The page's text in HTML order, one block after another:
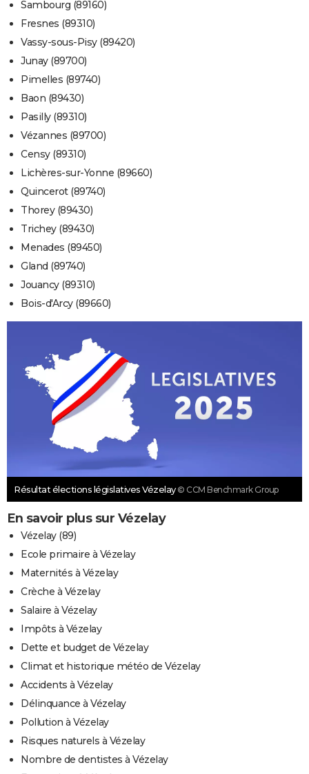
Sambourg (89160)
Fresnes (89310)
Vassy-sous-Pisy (89420)
Junay (89700)
Pimelles (89740)
Baon (89430)
Pasilly (89310)
Vézannes (89700)
Censy (89310)
Lichères-sur-Yonne (89660)
Quincerot (89740)
Thorey (89430)
Trichey (89430)
Menades (89450)
Gland (89740)
Jouancy (89310)
Bois-d'Arcy (89660)
Résultat élections législatives Vézelay © CCM Benchmark Group
En savoir plus sur Vézelay
Vézelay (89)
Ecole primaire à Vézelay
Maternités à Vézelay
Crèche à Vézelay
Salaire à Vézelay
Impôts à Vézelay
Dette et budget de Vézelay
Climat et historique météo de Vézelay
Accidents à Vézelay
Délinquance à Vézelay
Pollution à Vézelay
Risques naturels à Vézelay
Nombre de dentistes à Vézelay